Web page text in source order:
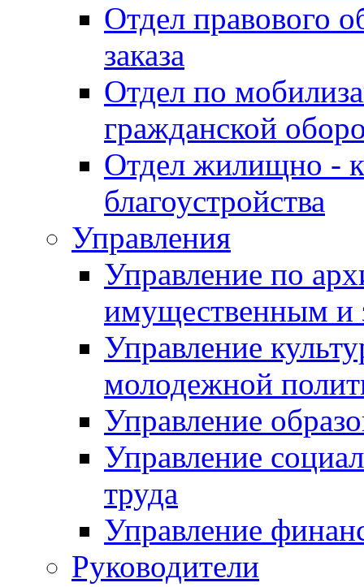
Отдел правового
заказа
Отдел по
гражданской
Отдел жилищно -
благоустройства
Управления
Управление по
имущественным и
Управление
молодежной
Управление
Управление
труда
Управление
Руководители